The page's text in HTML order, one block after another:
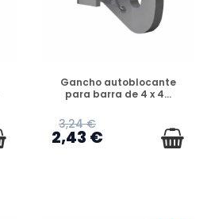
DISPONIBLE
Gancho autoblocante
para barra de 4 x 4...
3,24 €
2,43 €